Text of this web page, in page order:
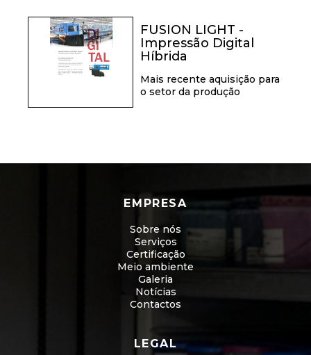
FUSION LIGHT -
Impressão Digital
Híbrida
Mais recente aquisição para
o setor da produção
EMPRESA
Sobre nós
Serviços
Certificação
Meio ambiente
Galeria
Notícias
Contactos
LEGAL